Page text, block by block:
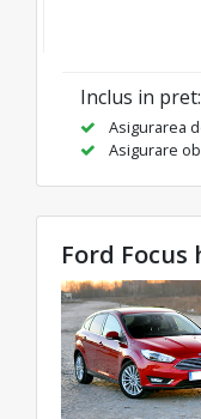
Inclus in pret:
Asigurarea
Asigurare
Ford